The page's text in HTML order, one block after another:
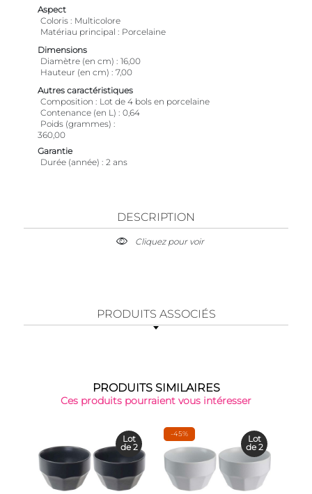
Aspect
Coloris
Multicolore
Matériau principal
Porcelaine
Dimensions
Diamètre (en cm)
16,00
Hauteur (en cm)
7,00
Autres caractéristiques
Composition
Lot de 4 bols en porcelaine
Contenance (en L)
0,64
Poids (grammes)
360,00
Garantie
Durée (année)
2 ans
DESCRIPTION
Cliquez pour voir
PRODUITS ASSOCIÉS
PRODUITS SIMILAIRES
Ces produits pourraient vous intéresser
Lot
de 2
-45%
Lot
de 2